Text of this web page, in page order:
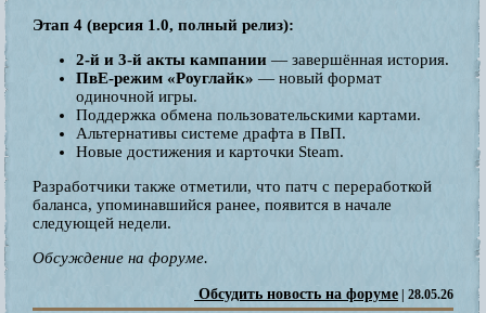
Этап 4 (версия 1.0, полный релиз):
2-й и 3-й акты кампании — завершённая история.
ПвЕ-режим «Роуглайк» — новый формат
одиночной игры.
Поддержка обмена пользовательскими картами.
Альтернативы системе драфта в ПвП.
Новые достижения и карточки Steam.
Разработчики также отметили, что патч с переработкой
баланса, упоминавшийся ранее, появится в начале
следующей недели.
Обсуждение на форуме.
Обсудить новость на форуме | 28.05.26